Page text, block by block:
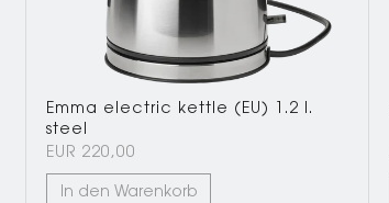
Emma electric kettle (EU) 1.2 l.
steel
EUR 220,00
In den Warenkorb